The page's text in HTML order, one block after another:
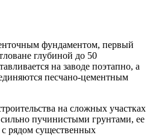
фундаментом, первый
глубиной до 50
на заводе поэтапно, а
песчано-цементным
на сложных участках
пучинистыми грунтами, ее
рядом существенных